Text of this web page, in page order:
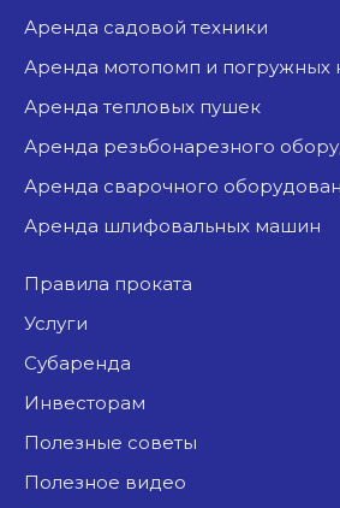
аренда садовой техники
аренда мотопомп и погружных
аренда тепловых пушек
аренда резьбонарезного
аренда сварочного
аренда шлифовальных машин
Правила проката
Услуги
Субаренда
Инвесторам
Полезные советы
Полезное видео